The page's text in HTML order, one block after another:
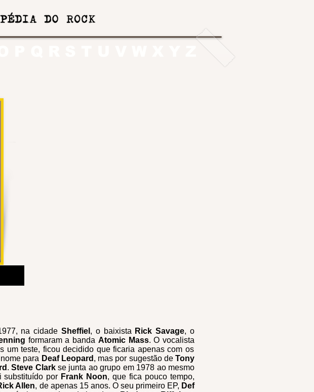
na cidade Sheffiel , o baixista Rick Savage, o
formaram a banda Atomic Mass. O vocalista
um teste, ficou decidido que ficaria apenas com os
para Deaf Leopard , mas por sugestão de Tony
.Steve Clarkse junta ao grupo em 1978 ao mesmo
substituído por Frank Noon, que fica pouco tempo,
Allen, de apenas 15 anos. O seu primeiro EP, Def